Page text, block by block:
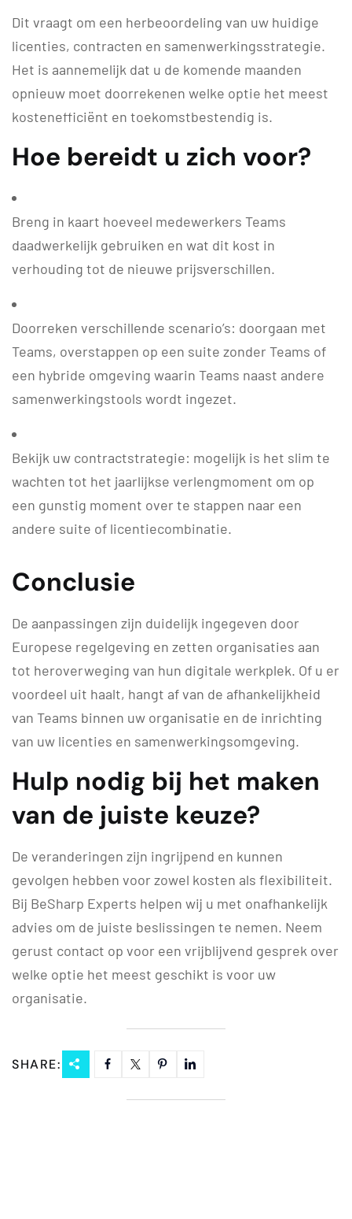
Dit vraagt om een herbeoordeling van uw huidige
licenties, contracten en samenwerkingsstrategie.
Het is aannemelijk dat u de komende maanden
opnieuw moet doorrekenen welke optie het meest
kostenefficiënt en toekomstbestendig is.
Hoe bereidt u zich voor?
Breng in kaart hoeveel medewerkers Teams
daadwerkelijk gebruiken en wat dit kost in
verhouding tot de nieuwe prijsverschillen.
Doorreken verschillende scenario’s: doorgaan met
Teams, overstappen op een suite zonder Teams of
een hybride omgeving waarin Teams naast andere
samenwerkingstools wordt ingezet.
Bekijk uw contractstrategie: mogelijk is het slim te
wachten tot het jaarlijkse verlengmoment om op
een gunstig moment over te stappen naar een
andere suite of licentiecombinatie.
Conclusie
De aanpassingen zijn duidelijk ingegeven door
Europese regelgeving en zetten organisaties aan
tot heroverweging van hun digitale werkplek. Of u er
voordeel uit haalt, hangt af van de afhankelijkheid
van Teams binnen uw organisatie en de inrichting
van uw licenties en samenwerkingsomgeving.
Hulp nodig bij het maken
van de juiste keuze?
De veranderingen zijn ingrijpend en kunnen
gevolgen hebben voor zowel kosten als flexibiliteit.
Bij BeSharp Experts helpen wij u met onafhankelijk
advies om de juiste beslissingen te nemen. Neem
gerust contact op voor een vrijblijvend gesprek over
welke optie het meest geschikt is voor uw
organisatie.
SHARE: